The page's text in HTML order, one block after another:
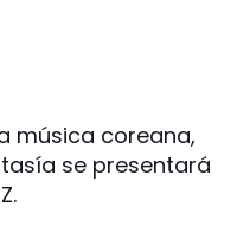
música coreana,
se presentará